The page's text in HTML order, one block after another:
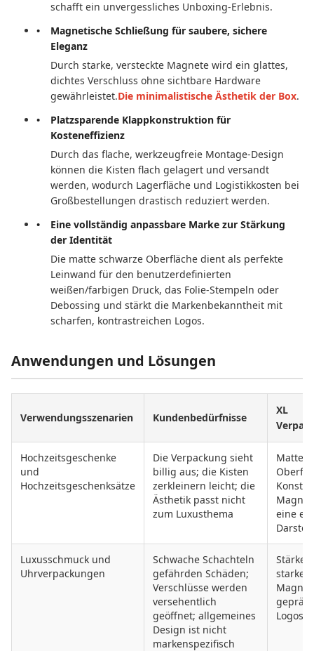
schafft ein unvergessliches Unboxing-Erlebnis.
Magnetische Schließung für saubere, sichere
Eleganz
Durch starke, versteckte Magnete wird ein glattes,
dichtes Verschluss ohne sichtbare Hardware
gewährleistet.Die minimalistische Ästhetik der Box.
Platzsparende Klappkonstruktion für
Kosteneffizienz
Durch das flache, werkzeugfreie Montage-Design
können die Kisten flach gelagert und versandt
werden, wodurch Lagerfläche und Logistikkosten bei
Großbestellungen drastisch reduziert werden.
Eine vollständig anpassbare Marke zur Stärkung
der Identität
Die matte schwarze Oberfläche dient als perfekte
Leinwand für den benutzerdefinierten
weißen/farbigen Druck, das Folie-Stempeln oder
Debossing und stärkt die Markenbekanntheit mit
scharfen, kontrastreichen Logos.
Anwendungen und Lösungen
Verwendungsszenarien Kundenbedürfnisse
XL
Hochzeitsgeschenke
und
Hochzeitsgeschenksätze
Die Verpackung sieht
billig aus; die Kisten
zerkleinern leicht; die
Ästhetik passt nicht
zum Luxusthema
Matte
eine
Luxusschmuck und
Uhrverpackungen
Schwache Schachteln
gefährden Schäden;
Verschlüsse werden
versehentlich
geöffnet; allgemeines
Design ist nicht
markenspezifisch
Stärke,
starke
Logos